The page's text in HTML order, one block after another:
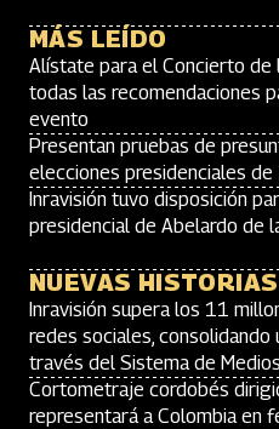
MÁS LEÍDO
Alístate para el Concierto de
todas las recomendaciones
evento
Presentan pruebas de
elecciones presidenciales
Inravisión tuvo disposición
presidencial de Abelardo de
NUEVAS HISTORIAS
Inravisión supera los 11
redes sociales, consolidando
través del Sistema de
Cortometraje cordobés
representará a Colombia en